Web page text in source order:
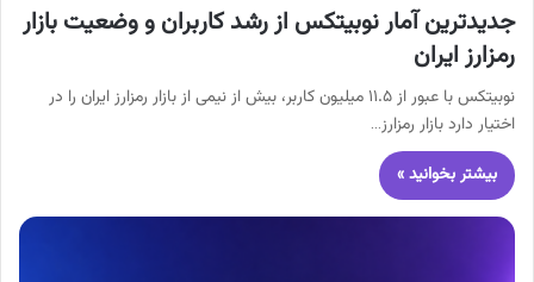
جدیدترین آمار نوبیتکس از رشد کاربران و وضعیت بازار
رمزارز ایران
نوبیتکس با عبور از ۱۱.۵ میلیون کاربر، بیش از نیمی از بازار رمزارز ایران را در
اختیار دارد بازار رمزارز…
بیشتر بخوانید »